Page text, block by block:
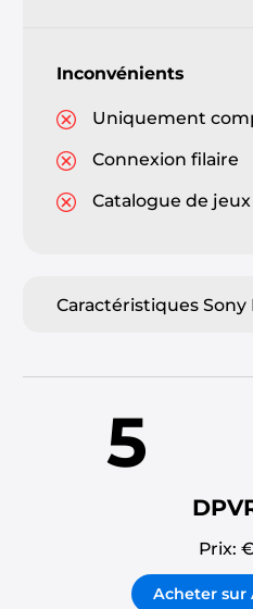
Inconvénients
Uniquement
Connexion filaire
Catalogue de
Caractéristiques Sony
5
Prix: €
Acheter sur